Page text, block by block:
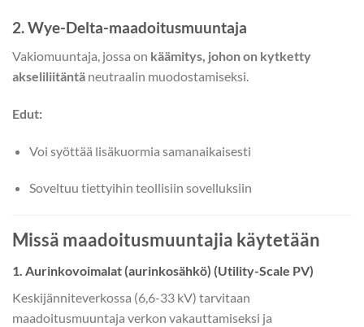
2. Wye-Delta-maadoitusmuuntaja
Vakiomuuntaja, jossa on käämitys, johon on kytketty
akseliliitäntä neutraalin muodostamiseksi.
Edut:
Voi syöttää lisäkuormia samanaikaisesti
Soveltuu tiettyihin teollisiin sovelluksiin
Missä maadoitusmuuntajia käytetään
1. Aurinkovoimalat (aurinkosähkö) (Utility-Scale PV)
Keskijänniteverkossa (6,6-33 kV) tarvitaan
maadoitusmuuntaja verkon vakauttamiseksi ja